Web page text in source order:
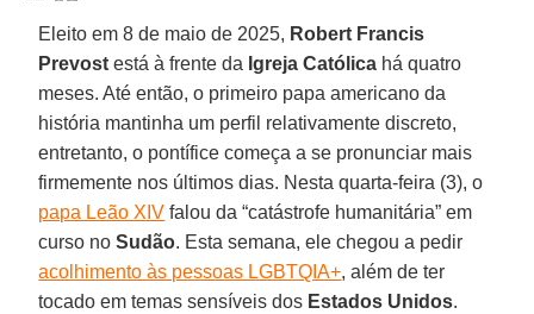
Eleito em 8 de maio de 2025, Robert Francis
Prevost está à frente da Igreja Católica há quatro
meses. Até então, o primeiro papa americano da
história mantinha um perfil relativamente discreto,
entretanto, o pontífice começa a se pronunciar mais
firmemente nos últimos dias. Nesta quarta-feira (3), o
papa Leão XIV falou da “catástrofe humanitária” em
curso noSudão. Esta semana, ele chegou a pedir
acolhimento às pessoas LGBTQIA+, além de ter
tocado em temas sensíveis dos Estados Unidos.